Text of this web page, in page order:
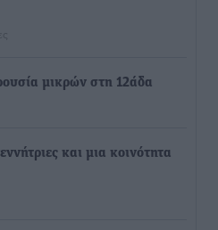
μικρών στη 12άδα
και μια κοινότητα